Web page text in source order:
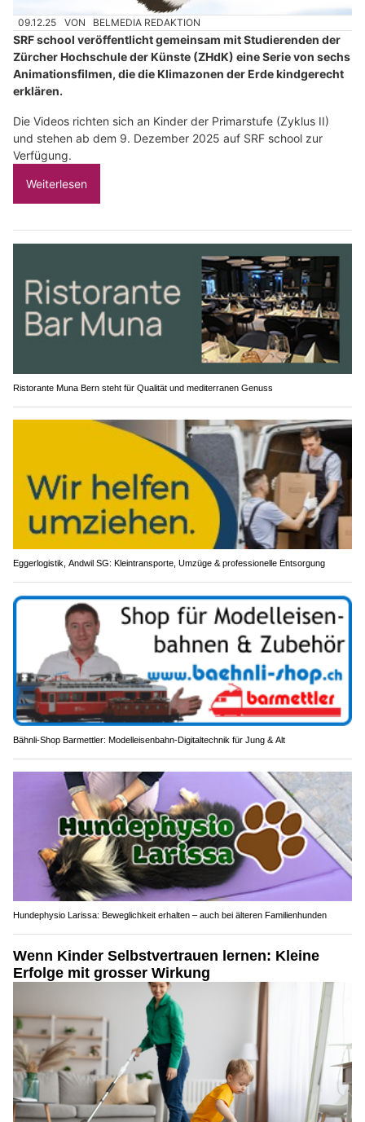
09.12.25 VON BELMEDIA REDAKTION
SRF school veröffentlicht gemeinsam mit Studierenden der
Zürcher Hochschule der Künste (ZHdK) eine Serie von sechs
Animationsfilmen, die die Klimazonen der Erde kindgerecht
erklären.
Die Videos richten sich an Kinder der Primarstufe (Zyklus II)
und stehen ab dem 9. Dezember 2025 auf SRF school zur
Verfügung.
Weiterlesen
Ristorante Muna Bern steht für Qualität und mediterranen Genuss
Eggerlogistik, Andwil SG: Kleintransporte, Umzüge & professionelle Entsorgung
Bähnli-Shop Barmettler: Modelleisenbahn-Digitaltechnik für Jung & Alt
Hundephysio Larissa: Beweglichkeit erhalten – auch bei älteren Familienhunden
Wenn Kinder Selbstvertrauen lernen: Kleine
Erfolge mit grosser Wirkung